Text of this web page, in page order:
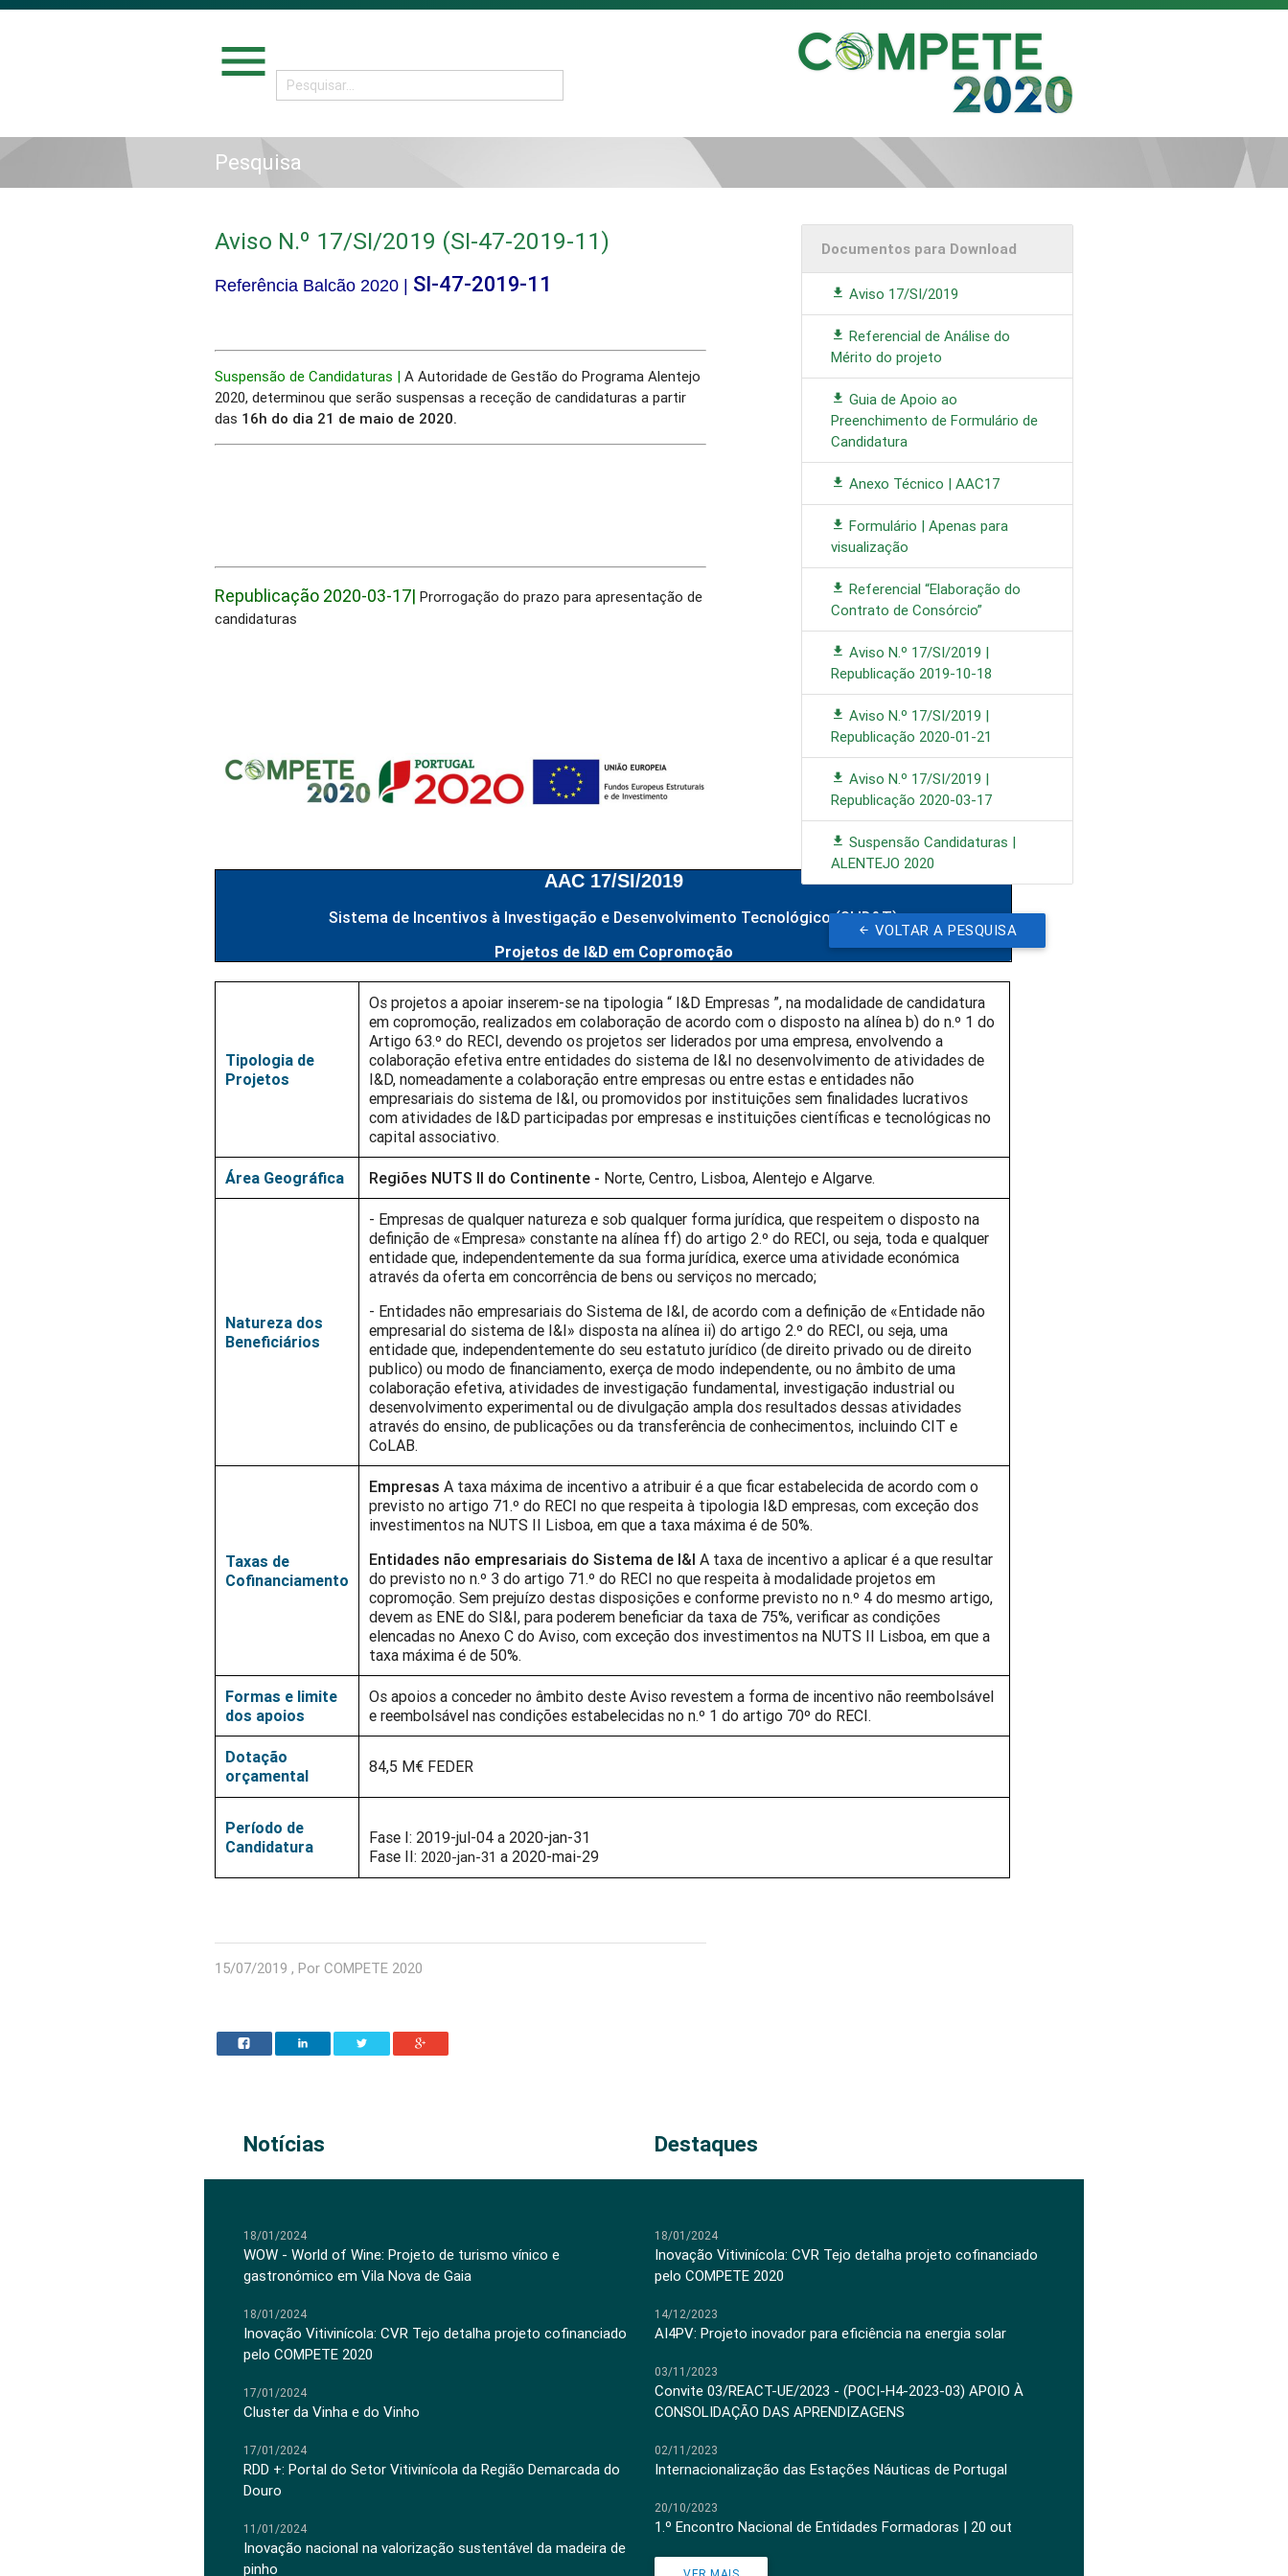
menu
Pesquisa
Aviso N.º 17/SI/2019 (SI-47-2019-11)
Referência Balcão 2020 | SI-47-2019-11
Suspensão de Candidaturas |A Autoridade de Gestão do Programa Alentejo
2020, determinou que serão suspensas a receção de candidaturas a partir
das 16h do dia 21 de maio de 2020.
Republicação 2020-03-17|Prorrogação do prazo para apresentação de
candidaturas
AAC 17/SI/2019
Sistema de Incentivos à Investigação e Desenvolvimento Tecnológico (SI ID&T)
Projetos de I&D em Copromoção
Tipologia de
Projetos
Os projetos a apoiar inserem-se na tipologia “ I&D Empresas ”, na modalidade de candidatura
em copromoção, realizados em colaboração de acordo com o disposto na alínea b) do n.º 1 do
Artigo 63.º do RECI, devendo os projetos ser liderados por uma empresa, envolvendo a
colaboração efetiva entre entidades do sistema de I&I no desenvolvimento de atividades de
I&D, nomeadamente a colaboração entre empresas ou entre estas e entidades não
empresariais do sistema de I&I, ou promovidos por instituições sem finalidades lucrativos
com atividades de I&D participadas por empresas e instituições científicas e tecnológicas no
capital associativo.
Área Geográfica Regiões NUTS II do Continente - Norte, Centro, Lisboa, Alentejo e Algarve.
Natureza dos
Beneficiários
- Empresas de qualquer natureza e sob qualquer forma jurídica, que respeitem o disposto na
definição de «Empresa» constante na alínea ff) do artigo 2.º do RECI, ou seja, toda e qualquer
entidade que, independentemente da sua forma jurídica, exerce uma atividade económica
através da oferta em concorrência de bens ou serviços no mercado;
- Entidades não empresariais do Sistema de I&I, de acordo com a definição de «Entidade não
empresarial do sistema de I&I» disposta na alínea ii) do artigo 2.º do RECI, ou seja, uma
entidade que, independentemente do seu estatuto jurídico (de direito privado ou de direito
publico) ou modo de financiamento, exerça de modo independente, ou no âmbito de uma
colaboração efetiva, atividades de investigação fundamental, investigação industrial ou
desenvolvimento experimental ou de divulgação ampla dos resultados dessas atividades
através do ensino, de publicações ou da transferência de conhecimentos, incluindo CIT e
CoLAB.
Taxas de
Cofinanciamento
Empresas A taxa máxima de incentivo a atribuir é a que ficar estabelecida de acordo com o
previsto no artigo 71.º do RECI no que respeita à tipologia I&D empresas, com exceção dos
investimentos na NUTS II Lisboa, em que a taxa máxima é de 50%.
Entidades não empresariais do Sistema de I&I A taxa de incentivo a aplicar é a que resultar
do previsto no n.º 3 do artigo 71.º do RECI no que respeita à modalidade projetos em
copromoção. Sem prejuízo destas disposições e conforme previsto no n.º 4 do mesmo artigo,
devem as ENE do SI&I, para poderem beneficiar da taxa de 75%, verificar as condições
elencadas no Anexo C do Aviso, com exceção dos investimentos na NUTS II Lisboa, em que a
taxa máxima é de 50%.
Formas e limite
dos apoios
Os apoios a conceder no âmbito deste Aviso revestem a forma de incentivo não reembolsável
e reembolsável nas condições estabelecidas no n.º 1 do artigo 70º do RECI.
Dotação
orçamental
84,5 M€ FEDER
Período de
Candidatura
Fase I: 2019-jul-04 a 2020-jan-31
Fase II: 2020-jan-31a 2020-mai-29
15/07/2019 , Por COMPETE 2020
Documentos para Download
Aviso 17/SI/2019
Referencial de Análise do
Mérito do projeto
Guia de Apoio ao
Preenchimento de Formulário de
Candidatura
Anexo Técnico | AAC17
Formulário | Apenas para
visualização
Referencial “Elaboração do
Contrato de Consórcio”
Aviso N.º 17/SI/2019 |
Republicação 2019-10-18
Aviso N.º 17/SI/2019 |
Republicação 2020-01-21
Aviso N.º 17/SI/2019 |
Republicação 2020-03-17
Suspensão Candidaturas |
ALENTEJO 2020
VOLTAR A PESQUISA
Notícias Destaques
18/01/2024
WOW - World of Wine: Projeto de turismo vínico e
gastronómico em Vila Nova de Gaia
18/01/2024
Inovação Vitivinícola: CVR Tejo detalha projeto cofinanciado
pelo COMPETE 2020
17/01/2024
Cluster da Vinha e do Vinho
17/01/2024
RDD +: Portal do Setor Vitivinícola da Região Demarcada do
Douro
11/01/2024
Inovação nacional na valorização sustentável da madeira de
pinho
18/01/2024
Inovação Vitivinícola: CVR Tejo detalha projeto cofinanciado
pelo COMPETE 2020
14/12/2023
AI4PV: Projeto inovador para eficiência na energia solar
03/11/2023
Convite 03/REACT-UE/2023 - (POCI-H4-2023-03) APOIO À
CONSOLIDAÇÃO DAS APRENDIZAGENS
02/11/2023
Internacionalização das Estações Náuticas de Portugal
20/10/2023
1.º Encontro Nacional de Entidades Formadoras | 20 out